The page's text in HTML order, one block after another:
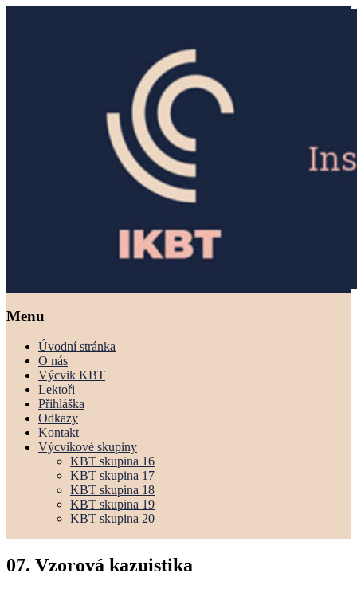
Menu
Úvodní stránka
O nás
Výcvik KBT
Lektoři
Přihláška
Odkazy
Kontakt
Výcvikové skupiny
KBT skupina 16
KBT skupina 17
KBT skupina 18
KBT skupina 19
KBT skupina 20
07. Vzorová kazuistika